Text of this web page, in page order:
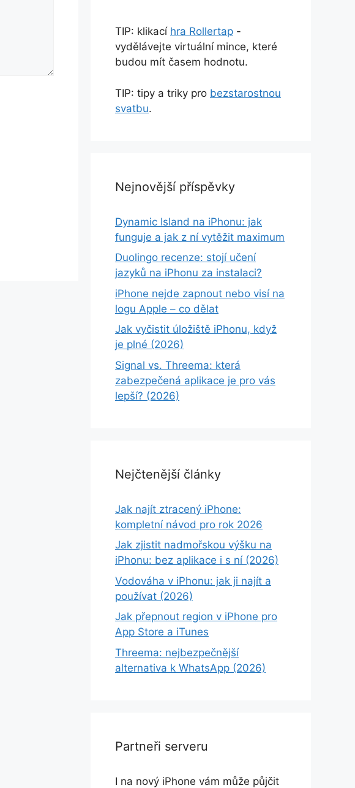
TIP: klikací hra Rollertap -
vydělávejte virtuální mince, které
budou mít časem hodnotu.
TIP: tipy a triky pro bezstarostnou
svatbu.
Nejnovější příspěvky
Dynamic Island na iPhonu: jak
funguje a jak z ní vytěžit maximum
Duolingo recenze: stojí učení
jazyků na iPhonu za instalaci?
iPhone nejde zapnout nebo visí na
logu Apple – co dělat
Jak vyčistit úložiště iPhonu, když
je plné (2026)
Signal vs. Threema: která
zabezpečená aplikace je pro vás
lepší? (2026)
Nejčtenější články
Jak najít ztracený iPhone:
kompletní návod pro rok 2026
Jak zjistit nadmořskou výšku na
iPhonu: bez aplikace i s ní (2026)
Vodováha v iPhonu: jak ji najít a
používat (2026)
Jak přepnout region v iPhone pro
App Store a iTunes
Threema: nejbezpečnější
alternativa k WhatsApp (2026)
Partneři serveru
I na nový iPhone vám může půjčit